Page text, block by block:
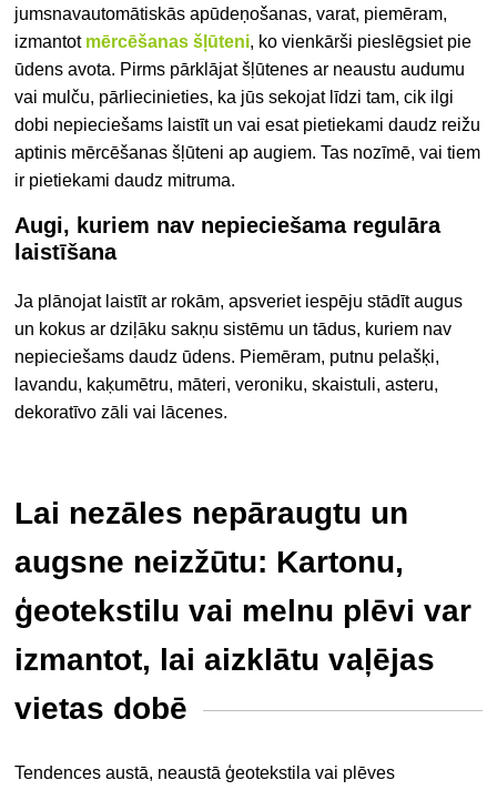
jumsnavautomātiskās apūdeņošanas, varat, piemēram,
izmantot mērcēšanas šļūteni, ko vienkārši pieslēgsiet pie
ūdens avota. Pirms pārklājat šļūtenes ar neaustu audumu
vai mulču, pārliecinieties, ka jūs sekojat līdzi tam, cik ilgi
dobi nepieciešams laistīt un vai esat pietiekami daudz reižu
aptinis mērcēšanas šļūteni ap augiem. Tas nozīmē, vai tiem
ir pietiekami daudz mitruma.
Augi, kuriem nav nepieciešama regulāra
laistīšana
Ja plānojat laistīt ar rokām, apsveriet iespēju stādīt augus
un kokus ar dziļāku sakņu sistēmu un tādus, kuriem nav
nepieciešams daudz ūdens. Piemēram, putnu pelašķi,
lavandu, kaķumētru, māteri, veroniku, skaistuli, asteru,
dekoratīvo zāli vai lācenes.
Lai nezāles nepāraugtu un
augsne neizžūtu: Kartonu,
ģeotekstilu vai melnu plēvi var
izmantot, lai aizklātu vaļējas
vietas dobē
Tendences austā, neaustā ģeotekstila vai plēves